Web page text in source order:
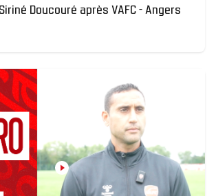
Doucouré après VAFC - Angers